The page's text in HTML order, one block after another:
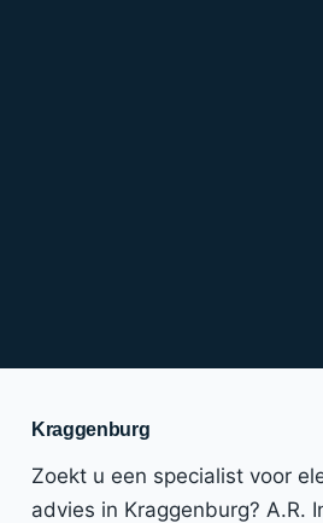
Kraggenburg
Zoekt u een specialist voor
advies in Kraggenburg? A.R.